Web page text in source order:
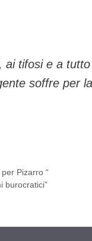
ai tifosi e a
soffre per
Pizarro “
burocratici”